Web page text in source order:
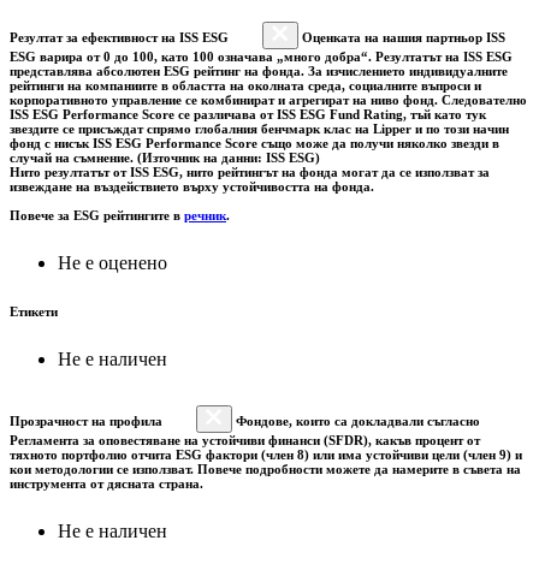
Резултат за ефективност на ISS ESG
Оценката на нашия партньор ISS
ESG варира от 0 до 100, като 100 означава „много добра“. Резултатът на ISS ESG
представлява абсолютен ESG рейтинг на фонда. За изчислението индивидуалните
рейтинги на компаниите в областта на околната среда, социалните въпроси и
корпоративното управление се комбинират и агрегират на ниво фонд. Следователно
ISS ESG Performance Score се различава от ISS ESG Fund Rating, тъй като тук
звездите се присъждат спрямо глобалния бенчмарк клас на Lipper и по този начин
фонд с нисък ISS ESG Performance Score също може да получи няколко звезди в
случай на съмнение. (Източник на данни: ISS ESG)
Нито резултатът от ISS ESG, нито рейтингът на фонда могат да се използват за
извеждане на въздействието върху устойчивостта на фонда.
Повече за ESG рейтингите в речник.
Не е оценено
Етикети
Не е наличен
Прозрачност на профила
Фондове, които са докладвали съгласно
Регламента за оповестяване на устойчиви финанси (SFDR), какъв процент от
тяхното портфолио отчита ESG фактори (член 8) или има устойчиви цели (член 9) и
кои методологии се използват. Повече подробности можете да намерите в съвета на
инструмента от дясната страна.
Не е наличен